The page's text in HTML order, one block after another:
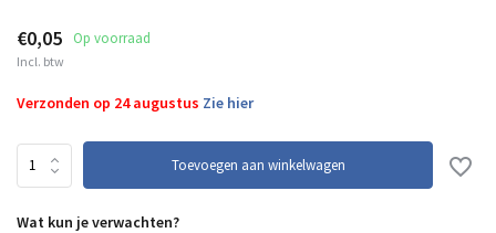
€0,05 Op voorraad
Incl. btw
Verzonden op 24 augustus Zie hier
Toevoegen aan winkelwagen
Wat kun je verwachten?